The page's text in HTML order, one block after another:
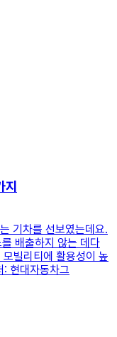
기차를 선보였는데요.
배출하지 않는 데다
빌리티에 활용성이 높
현대자동차그